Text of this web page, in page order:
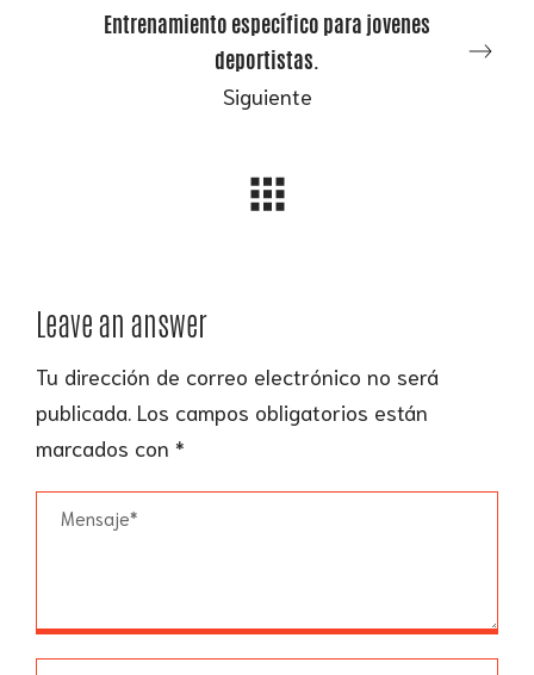
Entrenamiento específico para jovenes
deportistas.
Siguiente
Leave an answer
Tu dirección de correo electrónico no será
publicada. Los campos obligatorios están
marcados con *